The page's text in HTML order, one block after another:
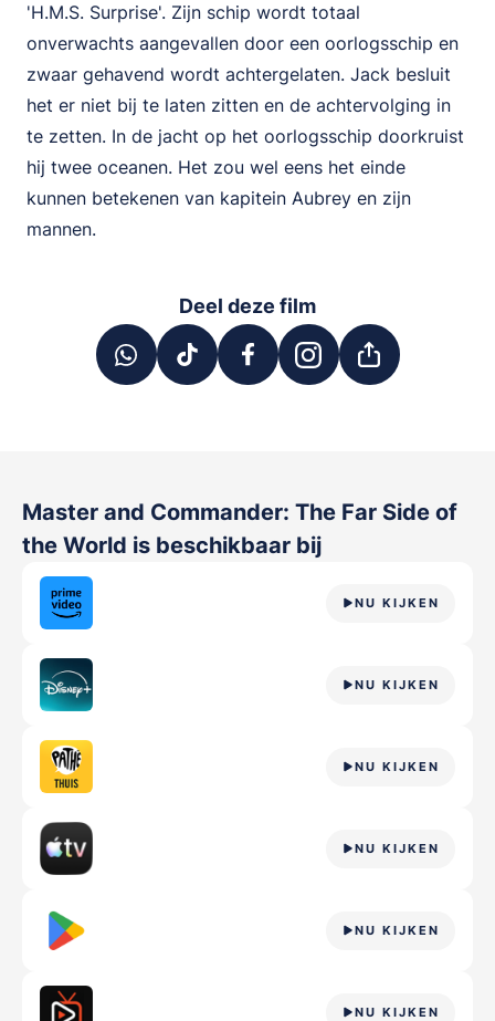
'H.M.S. Surprise'. Zijn schip wordt totaal
onverwachts aangevallen door een oorlogsschip en
zwaar gehavend wordt achtergelaten. Jack besluit
het er niet bij te laten zitten en de achtervolging in
te zetten. In de jacht op het oorlogsschip doorkruist
hij twee oceanen. Het zou wel eens het einde
kunnen betekenen van kapitein Aubrey en zijn
mannen.
Deel deze film
Master and Commander: The Far Side of
the World is beschikbaar bij
NU KIJKEN
NU KIJKEN
NU KIJKEN
NU KIJKEN
NU KIJKEN
NU KIJKEN